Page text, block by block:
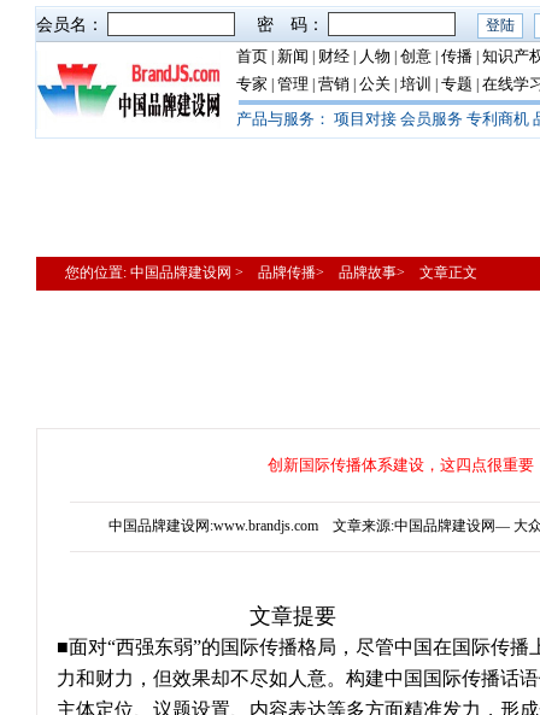
会员名：
密 码：
首页 新闻 财经 人物 创意 传播 知识产
专家 管理 营销 公关 培训 专题 在线学
产品与服务： 项目对接 会员服务 专利商机
您的位置: 中国品牌建设网 > 品牌传播> 品牌故事> 文章正文
创新国际传播体系建设，这四点很重要
中国品牌建设网:www.brandjs.com 文章来源:中国品牌建设网— 大
文章提要
■面对“西强东弱”的国际传播格局，尽管中国在国际传播
力和财力，但效果却不尽如人意。构建中国国际传播话
主体定位、议题设置、内容表达等多方面精准发力，形